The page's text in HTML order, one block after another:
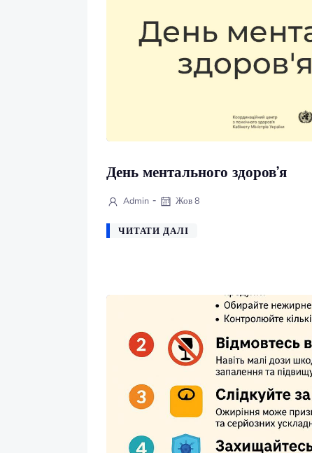
День ментального здоров’я